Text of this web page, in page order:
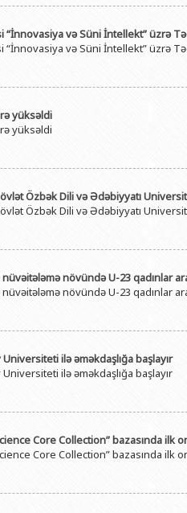
“İnnovasiya və Süni İntellekt” üzrə
“İnnovasiya və Süni İntellekt” üzrə
yüksəldi
yüksəldi
Özbək Dili və Ədəbiyyatı
Özbək Dili və Ədəbiyyatı
nüvəitələmə növündə U-23 qadınlar
nüvəitələmə növündə U-23 qadınlar
ilə əməkdaşlığa başlayır
ilə əməkdaşlığa başlayır
Core Collection” bazasında ilk
Core Collection” bazasında ilk